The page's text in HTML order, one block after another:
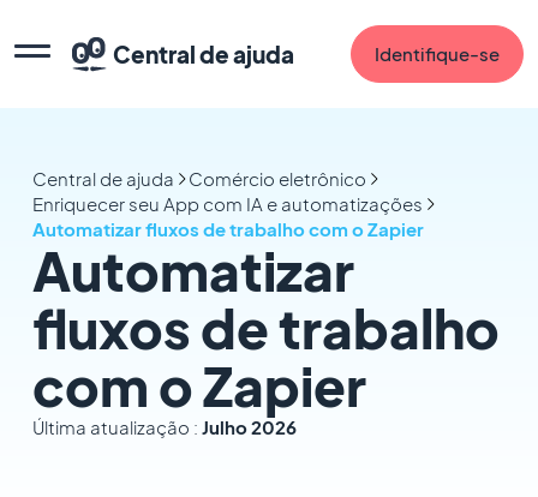
Central de ajuda Identifique-se
Central de ajuda
Comércio eletrônico
Enriquecer seu App com IA e automatizações
Automatizar fluxos de trabalho com o Zapier
Automatizar
fluxos de trabalho
com o Zapier
Última atualização : Julho 2026